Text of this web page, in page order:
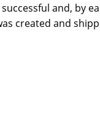
and, by
created and